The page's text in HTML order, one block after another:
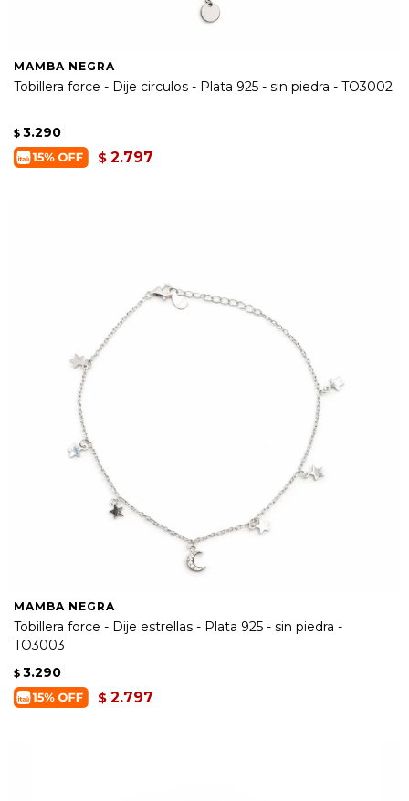
MAMBA NEGRA
Tobillera force - Dije circulos - Plata 925 - sin piedra - TO3002
$ 3.290
$ 2.797
MAMBA NEGRA
Tobillera force - Dije estrellas - Plata 925 - sin piedra -
TO3003
$ 3.290
$ 2.797